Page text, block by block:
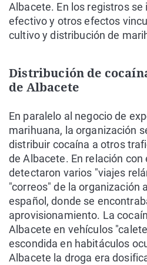
Albacete. En los registros
efectivo y otros efectos
cultivo y distribución de
Distribución de
de Albacete
En paralelo al negocio de
marihuana, la organización
distribuir cocaína a otros
de Albacete. En relación con
detectaron varios "viajes
"correos" de la organización
español, donde se
aprovisionamiento. La
Albacete en vehículos
escondida en habitáculos
Albacete la droga era